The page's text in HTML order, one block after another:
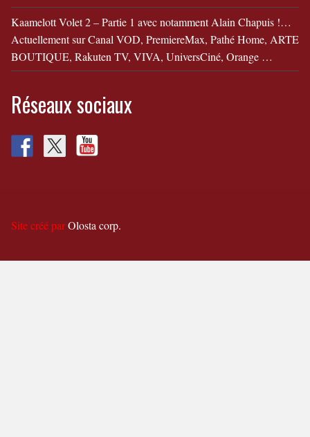
Kaamelott Volet 2 – Partie 1 avec notamment Alain Chapuis !…
Actuellement sur Canal VOD, PremiereMax, Pathé Home, ARTE
BOUTIQUE, Rakuten TV, VIVA, UniversCiné, Orange …
Réseaux sociaux
Site créé parOlosta corp.